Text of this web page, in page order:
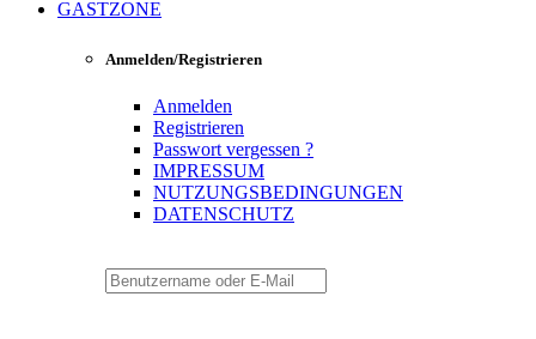
GASTZONE
Anmelden/Registrieren
Anmelden
Registrieren
Passwort vergessen ?
IMPRESSUM
NUTZUNGSBEDINGUNGEN
DATENSCHUTZ